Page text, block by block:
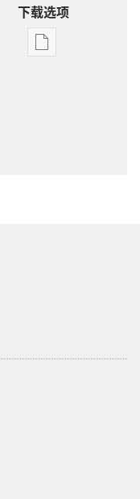
下载选项
电